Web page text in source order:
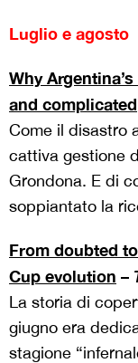
Luglio e agosto
Why
and complicated
Come il disastro
cattiva gestione
Grondona. E di
soppiantato la
From doubted
Cup evolution –
La storia di
giugno era
stagione